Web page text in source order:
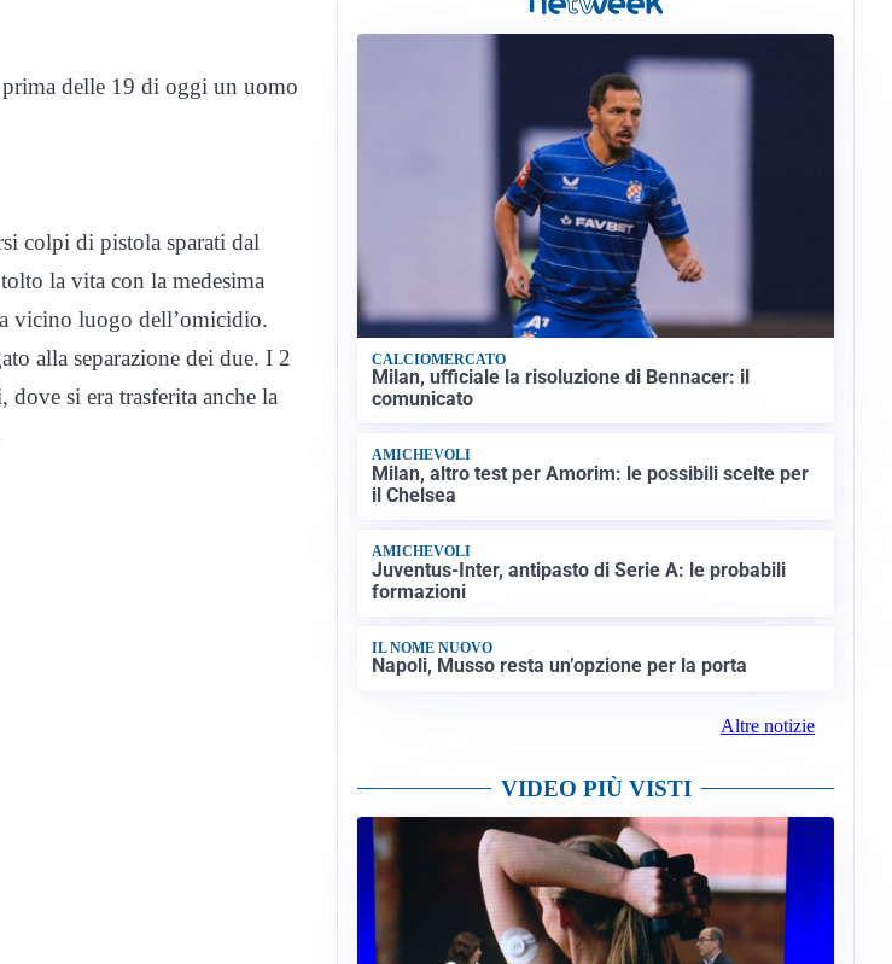
delle 19 di oggi un uomo
colpi di pistola sparati dal
la vita con la medesima
vicino luogo dell’omicidio.
alla separazione dei due. I 2
si era trasferita anche la
CALCIOMERCATO
Milan, ufficiale la risoluzione di Bennacer: il
comunicato
AMICHEVOLI
Milan, altro test per Amorim: le possibili scelte per
il Chelsea
AMICHEVOLI
Juventus-Inter, antipasto di Serie A: le probabili
formazioni
IL NOME NUOVO
Napoli, Musso resta un’opzione per la porta
Altre notizie
VIDEO PIÙ VISTI